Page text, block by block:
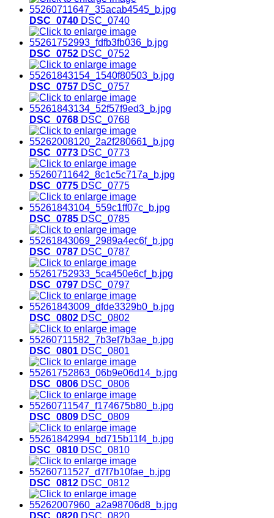
DSC_0740 DSC_0740
DSC_0752 DSC_0752
DSC_0757 DSC_0757
DSC_0768 DSC_0768
DSC_0773 DSC_0773
DSC_0775 DSC_0775
DSC_0785 DSC_0785
DSC_0787 DSC_0787
DSC_0797 DSC_0797
DSC_0802 DSC_0802
DSC_0801 DSC_0801
DSC_0806 DSC_0806
DSC_0809 DSC_0809
DSC_0810 DSC_0810
DSC_0812 DSC_0812
DSC_0820 DSC_0820